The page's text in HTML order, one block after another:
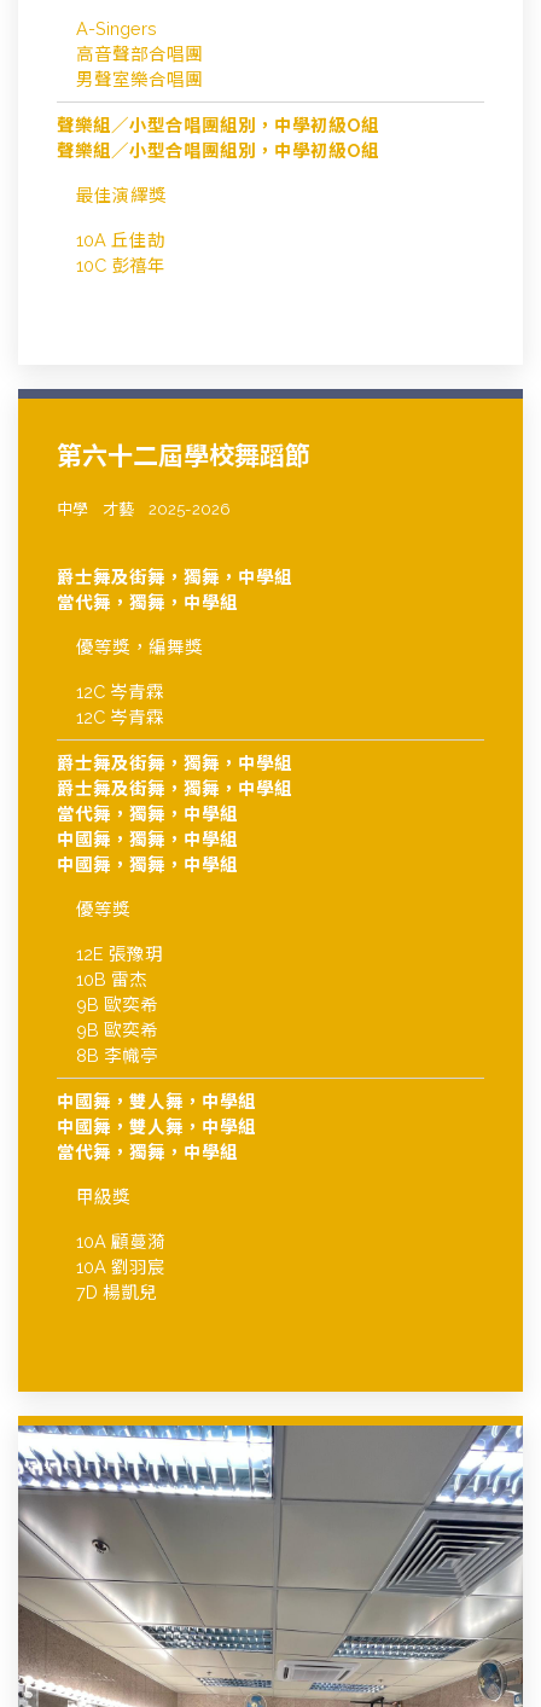
A-Singers
高音聲部合唱團
男聲室樂合唱團
聲樂組／小型合唱團組別，中學初級O組
聲樂組／小型合唱團組別，中學初級O組
最佳演繹獎
10A 丘佳劼
10C 彭禧年
第六十二屆學校舞蹈節
中學 才藝 2025-2026
爵士舞及街舞，獨舞，中學組
當代舞，獨舞，中學組
優等獎，編舞獎
12C 岑青霖
12C 岑青霖
爵士舞及街舞，獨舞，中學組
爵士舞及街舞，獨舞，中學組
當代舞，獨舞，中學組
中國舞，獨舞，中學組
中國舞，獨舞，中學組
優等獎
12E 張豫玥
10B 雷杰
9B 歐奕希
9B 歐奕希
8B 李幟亭
中國舞，雙人舞，中學組
中國舞，雙人舞，中學組
當代舞，獨舞，中學組
甲級獎
10A 顧蔓漪
10A 劉羽宸
7D 楊凱兒